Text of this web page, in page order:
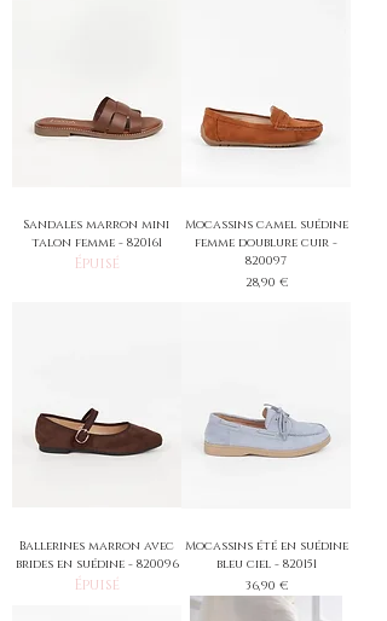
Sandales marron mini
talon femme - 820161
Épuisé
Mocassins camel suédine
femme doublure cuir -
820097
Prix
28,90 €
Ballerines marron avec
brides en suédine - 820096
Épuisé
Mocassins été en suédine
bleu ciel - 820151
Prix
36,90 €